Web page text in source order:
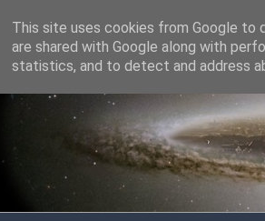
Regensburger Tagebuch
This site uses cookies from Google to
are shared with Google along with
statistics, and to detect and address